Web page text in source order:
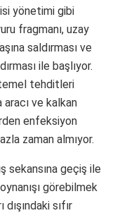
yönetimi gibi
fragmanı, uzay
saldırması ve
ile başlıyor.
temel tehditleri
aracı ve kalkan
enfeksiyon
zaman almıyor.
sekansına geçiş ile
görebilmek
sıfır